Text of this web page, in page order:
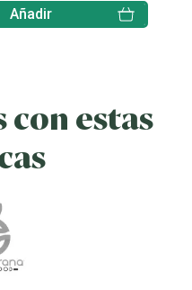
Añadir
con estas